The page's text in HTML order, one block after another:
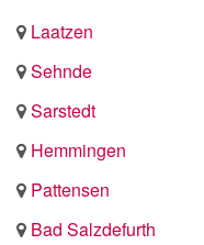
Laatzen
Sehnde
Sarstedt
Hemmingen
Pattensen
Bad Salzdefurth